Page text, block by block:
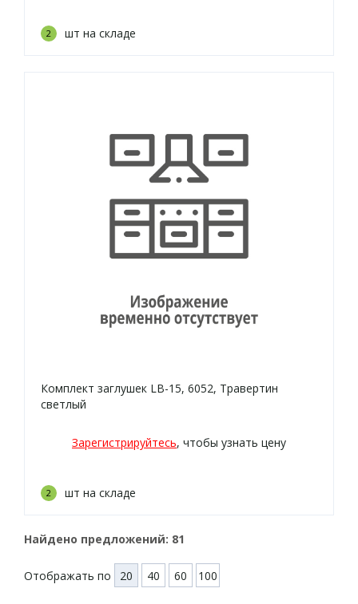
2 шт на складе
Комплект заглушек LB-15, 6052, Травертин
светлый
Зарегистрируйтесь, чтобы узнать цену
2 шт на складе
Найдено предложений: 81
Отображать по 20 40 60 100